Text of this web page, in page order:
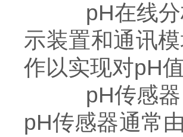
pH在线分
示装置和通讯
作以实现对pH
pH传感器
pH传感器通常